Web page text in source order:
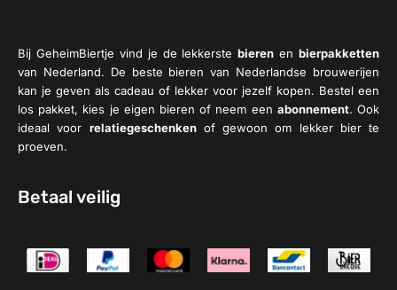
Bij GeheimBiertje vind je de lekkerstebieren en bierpakketten
van Nederland. De beste bieren van Nederlandse brouwerijen
kan je geven als cadeau of lekker voor jezelf kopen. Bestel een
los pakket, kies je eigen bieren of neem een abonnement. Ook
ideaal voor relatiegeschenkenof gewoon om lekker bier te
proeven.
Betaal veilig